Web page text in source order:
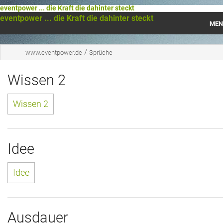
eventpower ... die Kraft die dahinter steckt
eventpower ... die Kraft die dahinter steckt
Startseite
Das war 2021
Das war 2020
Das war 2018
Das war 2017
Das war 2016
www.eventpower.de / Sprüche
Wissen 2
Wissen 2
Idee
Idee
Ausdauer